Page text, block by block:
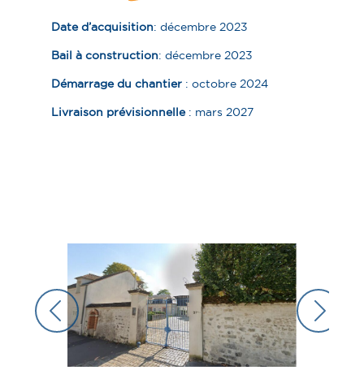
Date d’acquisition: décembre 2023
Bail à construction: décembre 2023
Démarrage du chantier : octobre 2024
Livraison prévisionnelle: mars 2027